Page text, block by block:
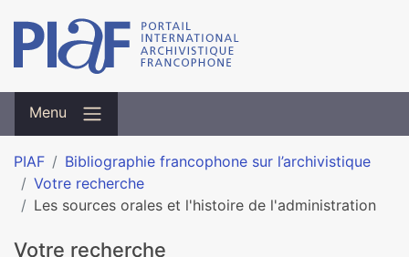
Menu
PIAF
Bibliographie francophone sur l’archivistique
Votre recherche
Les sources orales et l'histoire de l'administration
Votre recherche